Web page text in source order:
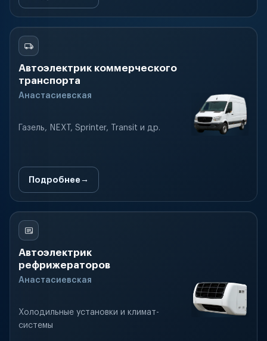
Автоэлектрик коммерческого
транспорта
Анастасиевская
Газель, NEXT, Sprinter, Transit и др.
Подробнее
Автоэлектрик
рефрижераторов
Анастасиевская
Холодильные установки и климат-
системы